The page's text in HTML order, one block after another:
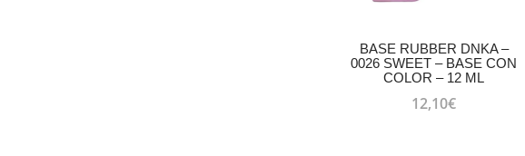
BASE RUBBER DNKA –
0026 SWEET – BASE CON
COLOR – 12 ML
12,10€